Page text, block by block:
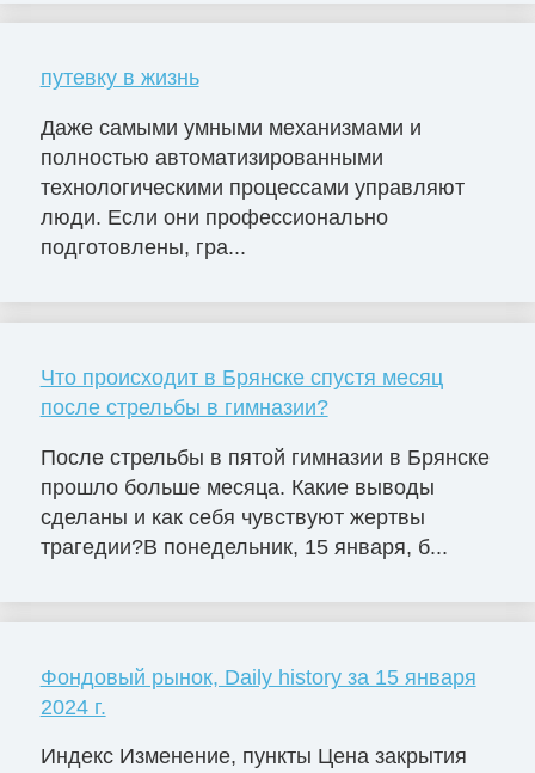
путевку в жизнь
Даже самыми умными механизмами и
полностью автоматизированными
технологическими процессами управляют
люди. Если они профессионально
подготовлены, гра...
Что происходит в Брянске спустя месяц
после стрельбы в гимназии?
После стрельбы в пятой гимназии в Брянске
прошло больше месяца. Какие выводы
сделаны и как себя чувствуют жертвы
трагедии?В понедельник, 15 января, б...
Фондовый рынок, Daily history за 15 января
2024 г.
Индекс Изменение, пункты Цена закрытия